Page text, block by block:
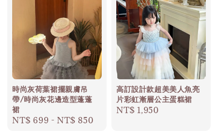
時尚灰荷葉裙擺親膚吊
帶/時尚灰花邊造型蓬蓬
裙
Regular
NT$ 699 -NT$ 850
高訂設計款超美美人魚亮
片彩虹漸層公主蛋糕裙
Regular
NT$ 1,950